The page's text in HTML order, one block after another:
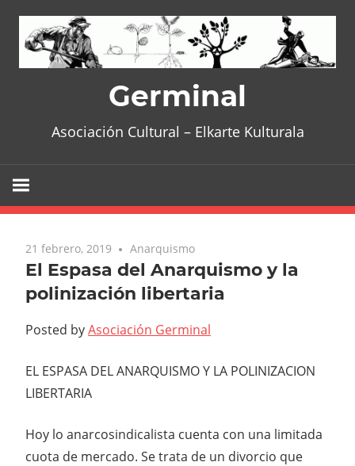
content
Germinal
Asociación Cultural – Elkarte Kulturala
21 febrero, 2019 Anarquismo
El Espasa del Anarquismo y la
polinización libertaria
Posted byAsociación Germinal
EL ESPASA DEL ANARQUISMO Y LA POLINIZACION
LIBERTARIA
Hoy lo anarcosindicalista cuenta con una limitada
cuota de mercado. Se trata de un divorcio que